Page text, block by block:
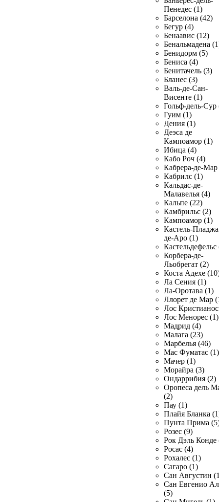
Пенедес (1)
Барселона (42)
Бегур (4)
Бенаавис (12)
Бенальмадена
Бенидорм (5)
Бениса (4)
Бенитачель (3)
Бланес (3)
Валь-де-Сан-
Висенте (1)
Гольф-дель-Сур
Гуим (1)
Дения (1)
Деэса де
Кампоамор (1)
Ибица (4)
Кабо Роч (4)
Кабрера-де-Мар
Кабрилс (1)
Кальдас-де-
Малавелья (4)
Кальпе (22)
Камбрильс (2)
Кампоамор (1)
Кастель-
де-Аро (1)
Кастельдефельс
Корбера-де-
Льобрегат (2)
Коста Адехе
Ла Сения (1)
Ла-Оротава (1)
Ллорет де Мар
Лос
Лос Менорес (1)
Мадрид (4)
Малага (23)
Марбелья (46)
Мас Фуматас (1)
Мачер (1)
Морайра (3)
Ондаррибия (2)
Оропеса дель
(2)
Пау (1)
Плайя Бланка
Пунта Прима
Розес (9)
Рок Дэль Конде
Росас (4)
Рохалес (1)
Сагаро (1)
Сан Августин
Сан Евгенио
(5)